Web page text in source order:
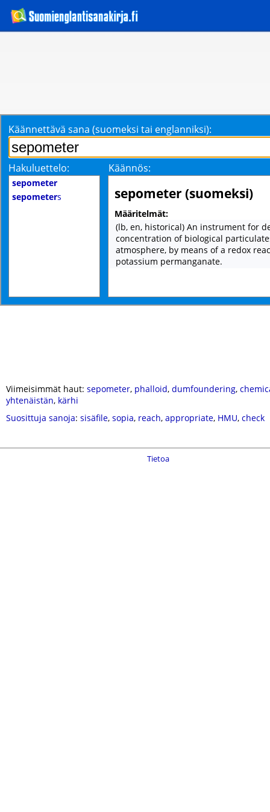
Käännettävä sana (suomeksi tai englanniksi):
Hakuluettelo: Käännös:
sepometer
sepometers sepometer (suomeksi)
Määritelmät:
(lb, en, historical) An instrument for
concentration of biological
atmosphere, by means of a redox
potassium permanganate.
Viimeisimmät haut: sepometer, phalloid, dumfoundering,
yhtenäistän, kärhi
Suosittuja sanoja: sisäfile, sopia, reach, appropriate, HMU, check
Tietoa